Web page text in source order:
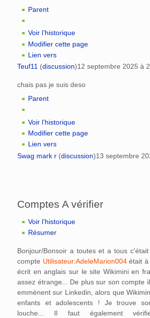
Parent
Voir l’historique
Modifier cette page
Lien vers
Teuf11 (discussion)12 septembre 2025 à
chais pas je suis deso
Parent
Voir l’historique
Modifier cette page
Lien vers
Swag mark r (discussion)13 septembre
Comptes A vérifier
Voir l’historique
Résumer
Bonjour/Bonsoir a toutes et a tous
compte Utilisateur:AdeleMarion004était à
écrit en anglais sur le site Wikimini en
assez étrange... De plus sur son compte
emmènent sur Linkedin, alors que
enfants et adolescents ! Je trouve
louche... Il faut également